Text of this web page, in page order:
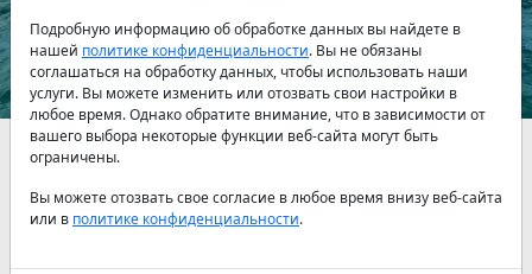
Наличие и актуальные цены по договоренности
Май
7,800 €
Июнь
7,800 €
Июль
Подробную информацию об обработке данных вы найдете в
нашей политике конфиденциальности. Вы не обязаны
соглашаться на обработку данных, чтобы использовать наши
услуги. Вы можете изменить или отозвать свои настройки в
любое время. Однако обратите внимание, что в зависимости от
вашего выбора некоторые функции веб-сайта могут быть
ограничены.
Вы можете отозвать свое согласие в любое время внизу веб-сайта
или в политике конфиденциальности.